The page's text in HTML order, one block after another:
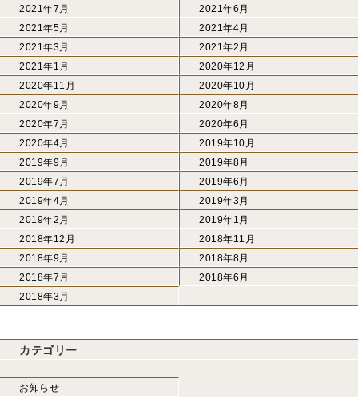
2021年7月
2021年6月
2021年5月
2021年4月
2021年3月
2021年2月
2021年1月
2020年12月
2020年11月
2020年10月
2020年9月
2020年8月
2020年7月
2020年6月
2020年4月
2019年10月
2019年9月
2019年8月
2019年7月
2019年6月
2019年4月
2019年3月
2019年2月
2019年1月
2018年12月
2018年11月
2018年9月
2018年8月
2018年7月
2018年6月
2018年3月
カテゴリー
お知らせ